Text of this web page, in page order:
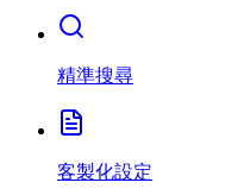
精準搜尋
客製化設定